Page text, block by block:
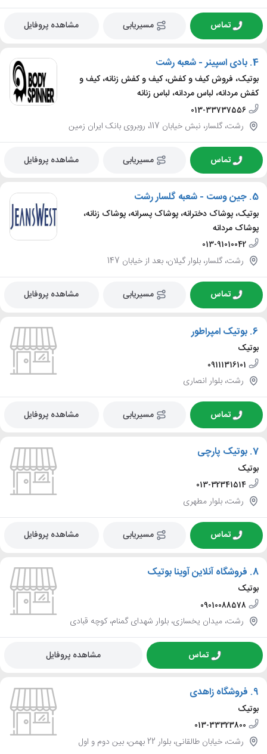
تماس مسیریابی مشاهده پروفایل
4. بادی اسپینر - شعبه رشت
بوتیک، فروش کیف و کفش، کیف و کفش زنانه، کیف و
کفش مردانه، لباس مردانه، لباس زنانه
013-33737556
رشت، گلسار، نبش خیابان 117، روبروی بانک ایران زمین
تماس مسیریابی مشاهده پروفایل
5. جین وست - شعبه گلسار رشت
بوتیک، پوشاک دخترانه، پوشاک پسرانه، پوشاک زنانه،
پوشاک مردانه
013-91010042
رشت، گلسار، بلوار گیلان، بعد از خیابان 147
تماس مسیریابی مشاهده پروفایل
6. بوتیک امپراطور
بوتیک
09111316101
رشت، بلوار انصاری
تماس مسیریابی مشاهده پروفایل
7. بوتیک پارچی
بوتیک
013-32341514
رشت، بلوار مطهری
تماس مسیریابی مشاهده پروفایل
8. فروشگاه آنلاین آوینا بوتیک
بوتیک
09010088578
رشت، میدان یخسازی، بلوار شهدای گمنام، کوچه قبادی
تماس مشاهده پروفایل
9. فروشگاه زاهدی
بوتیک
013-33323800
رشت، خیابان طالقانی، بلوار 22 بهمن، بین دوم و اول